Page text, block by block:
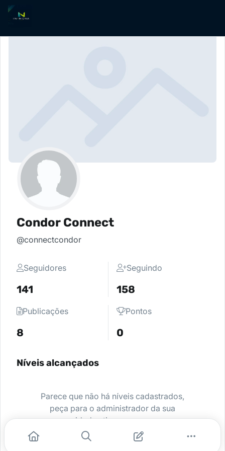
Condor Connect
@connectcondor
Seguidores
141
Seguindo
158
Publicações
8
Pontos
0
Níveis alcançados
Parece que não há níveis cadastrados,
peça para o administrador da sua
comunidade ativar e comece a se